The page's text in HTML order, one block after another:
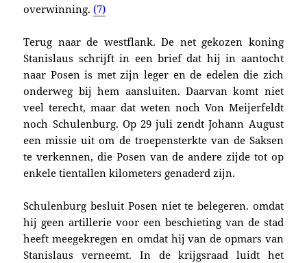
overwinning.(7)
Terug naar de westflank. De net gekozen koning
Stanislaus schrijft in een brief dat hij in aantocht
naar Posen is met zijn leger en de edelen die zich
onderweg bij hem aansluiten. Daarvan komt niet
veel terecht, maar dat weten noch Von Meijerfeldt
noch Schulenburg. Op 29 juli zendt Johann August
een missie uit om de troepensterkte van de Saksen
te verkennen, die Posen van de andere zijde tot op
enkele tientallen kilometers genaderd zijn.
Schulenburg besluit Posen niet te belegeren. omdat
hij geen artillerie voor een beschieting van de stad
heeft meegekregen en omdat hij van de opmars van
Stanislaus verneemt. In de krijgsraad luidt het